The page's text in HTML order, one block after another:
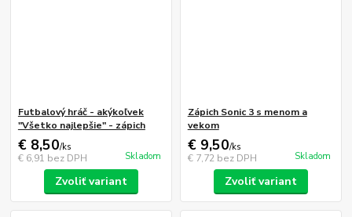
Futbalový hráč - akýkoľvek
"Všetko najlepšie" - zápich
€ 8,50/ks
€ 6,91 bez DPH Skladom
Zvoliť variant
Zápich Sonic 3 s menom a
vekom
€ 9,50/ks
€ 7,72 bez DPH Skladom
Zvoliť variant